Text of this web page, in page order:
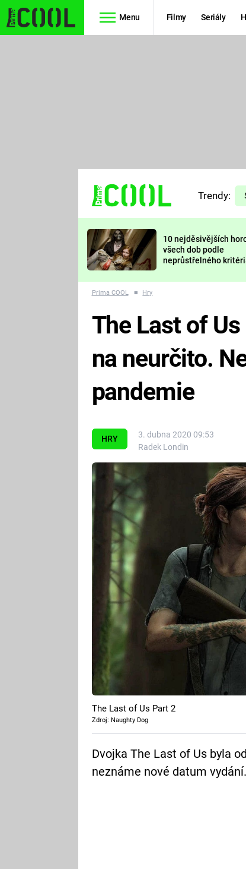
Menu Filmy Seriály
TŘESKU
FUTURAMA
Trendy:
10 nejděsivějších
všech dob podle
neprůstřelného
nejvíc zvednou tep?
Prima COOL ■ Hry
HRY
3. dubna 2020 09:53
Radek Londin
The Last of
na neurčito.
pandemie
The Last of Us Part 2
Zdroj: Naughty Dog
Dvojka The Last of Us byla
neznáme nové datum vydání.